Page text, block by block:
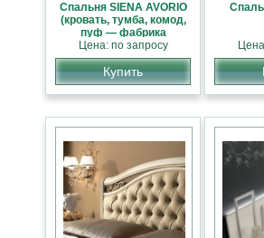
Cпальня SIENA AVORIO
(кровать, тумба, комод,
пуф — фабрика
Camelgroup, Италия)
Цена: по запросу
Купить